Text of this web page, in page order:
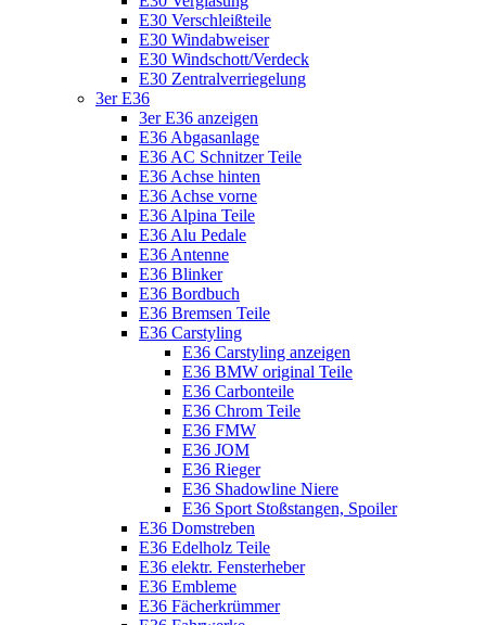
E30 Verschleißteile
E30 Windabweiser
E30 Windschott/Verdeck
E30 Zentralverriegelung
3er E36
3er E36 anzeigen
E36 Abgasanlage
E36 AC Schnitzer Teile
E36 Achse hinten
E36 Achse vorne
E36 Alpina Teile
E36 Alu Pedale
E36 Antenne
E36 Blinker
E36 Bordbuch
E36 Bremsen Teile
E36 Carstyling
E36 Carstyling anzeigen
E36 BMW original Teile
E36 Carbonteile
E36 Chrom Teile
E36 FMW
E36 JOM
E36 Rieger
E36 Shadowline Niere
E36 Sport Stoßstangen, Spoiler
E36 Domstreben
E36 Edelholz Teile
E36 elektr. Fensterheber
E36 Embleme
E36 Fächerkrümmer